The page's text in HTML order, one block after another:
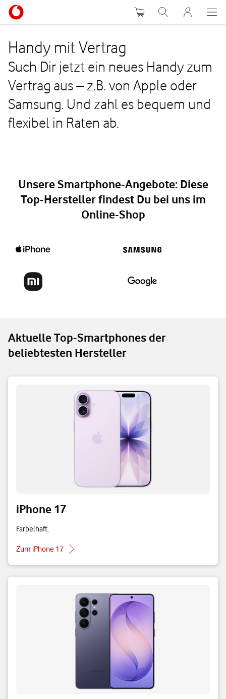
WarenkorbSuche MeinVodafone
Handy mit Vertrag
Such Dir jetzt ein neues Handy zum
Vertrag aus – z.B. von Apple oder
Samsung. Und zahl es bequem und
flexibel in Raten ab.
Unsere Smartphone-Angebote: Diese
Top-Hersteller findest Du bei uns im
Online-Shop
Aktuelle Top-Smartphones der
beliebtesten Hersteller
iPhone 17
Farbelhaft.
Zum iPhone 17